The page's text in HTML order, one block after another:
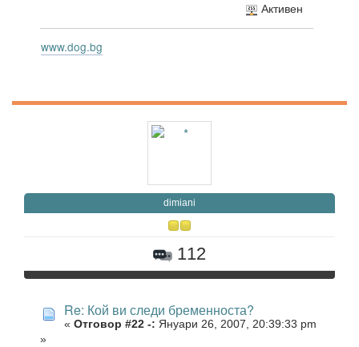
Активен
www.dog.bg
dimiani
112
Re: Кой ви следи бременноста?
« Отговор #22 -: Януари 26, 2007, 20:39:33 pm
»